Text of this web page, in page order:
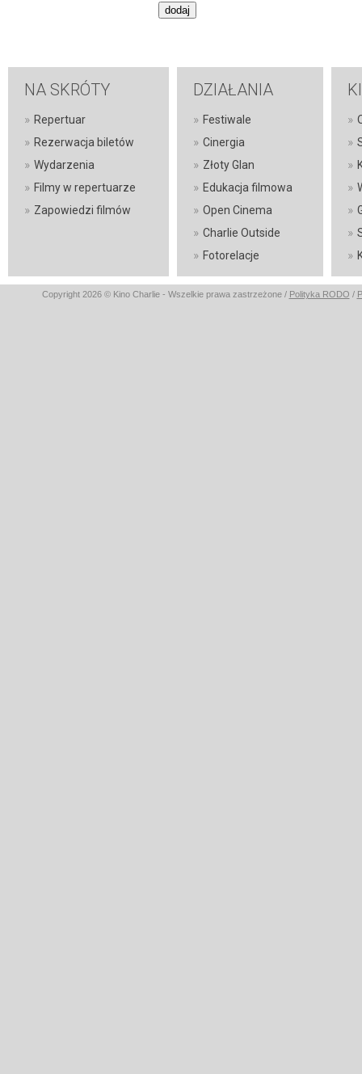
NA SKRÓTY
» Repertuar
» Rezerwacja biletów
» Wydarzenia
» Filmy w repertuarze
» Zapowiedzi filmów
DZIAŁANIA
» Festiwale
» Cinergia
» Złoty Glan
» Edukacja filmowa
» Open Cinema
» Charlie Outside
» Fotorelacje
»
»
»
»
»
»
»
Copyright 2026 © Kino Charlie - Wszelkie prawa zastrzeżone / Polityka RODO /